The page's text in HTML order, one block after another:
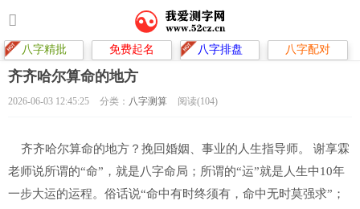
八字精批 免费起名 八字排盘 八字配对
齐齐哈尔算命的地方
2026-06-03 12:45:25 分类： 八字测算 阅读(104)
齐齐哈尔算命的地方？挽回婚姻、事业的人生指导师。 谢享霖
老师说所谓的“命”，就是八字命局；所谓的“运”就是人生中10年
一步大运的运程。俗话说“命中有时终须有，命中无时莫强求”；